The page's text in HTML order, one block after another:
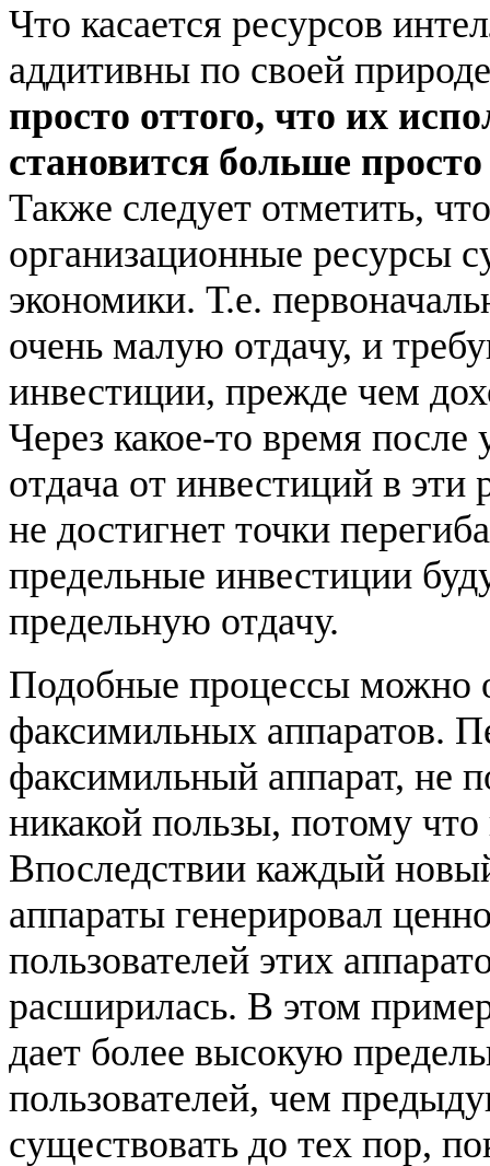
Что касается ресурсов
аддитивны по своей
просто оттого, что их
становится больше
Также следует отметить,
организационные ресурсы
экономики. Т.е.
очень малую отдачу, и
инвестиции, прежде чем
Через какое-то время
отдача от инвестиций в эти
не достигнет точки
предельные инвестиции
предельную отдачу.
Подобные процессы можно
факсимильных аппаратов.
факсимильный аппарат, не
никакой пользы, потому
Впоследствии каждый
аппараты генерировал
пользователей этих
расширилась. В этом
дает более высокую
пользователей, чем
существовать до тех пор,